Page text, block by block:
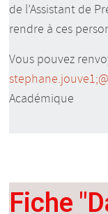
de l’Assistant de
rendre à ces
Vous pouvez
Académique
Fiche